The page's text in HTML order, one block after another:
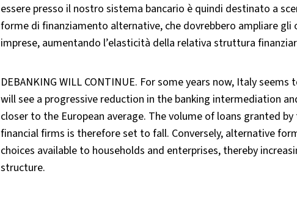
essere presso il nostro sistema bancario è quindi destinato a
forme di finanziamento alternative, che dovrebbero ampliare
imprese, aumentando l’elasticità della relativa struttura
DEBANKING WILL CONTINUE. For some years now, Italy
will see a progressive reduction in the banking intermediation
closer to the European average. The volume of loans granted
financial firms is therefore set to fall. Conversely, alternative
choices available to households and enterprises, thereby
structure.